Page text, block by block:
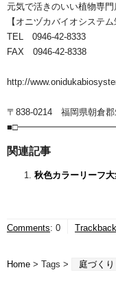
元気で活きのいい植物専門
【オニヅカバイオシステム
TEL 0946-42-8333
FAX 0946-42-8338
http://
〒838-0214 福岡県朝倉郡
関連記事
秋色カラーリーフ大
Comments: 0
Home > Tags > 庭づくり